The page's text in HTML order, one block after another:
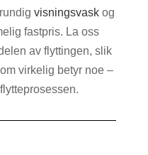
visningsvaskog
fastpris. La oss
av flyttingen, slik
virkelig betyr noe –